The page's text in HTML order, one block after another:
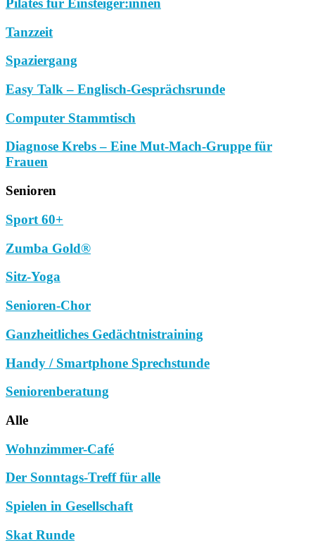
Pilates für Einsteiger:innen
Tanzzeit
Spaziergang
Easy Talk – Englisch-Gesprächsrunde
Computer Stammtisch
Diagnose Krebs – Eine Mut-Mach-Gruppe für
Frauen
Senioren
Sport 60+
Zumba Gold®
Sitz-Yoga
Senioren-Chor
Ganzheitliches Gedächtnistraining
Handy / Smartphone Sprechstunde
Seniorenberatung
Alle
Wohnzimmer-Café
Der Sonntags-Treff für alle
Spielen in Gesellschaft
Skat Runde